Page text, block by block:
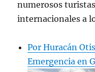
numerosos
internacionales a
Por Huracán
Emergencia en